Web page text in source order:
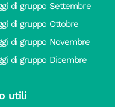
di gruppo Settembre
di gruppo Ottobre
di gruppo Novembre
di gruppo Dicembre
utili